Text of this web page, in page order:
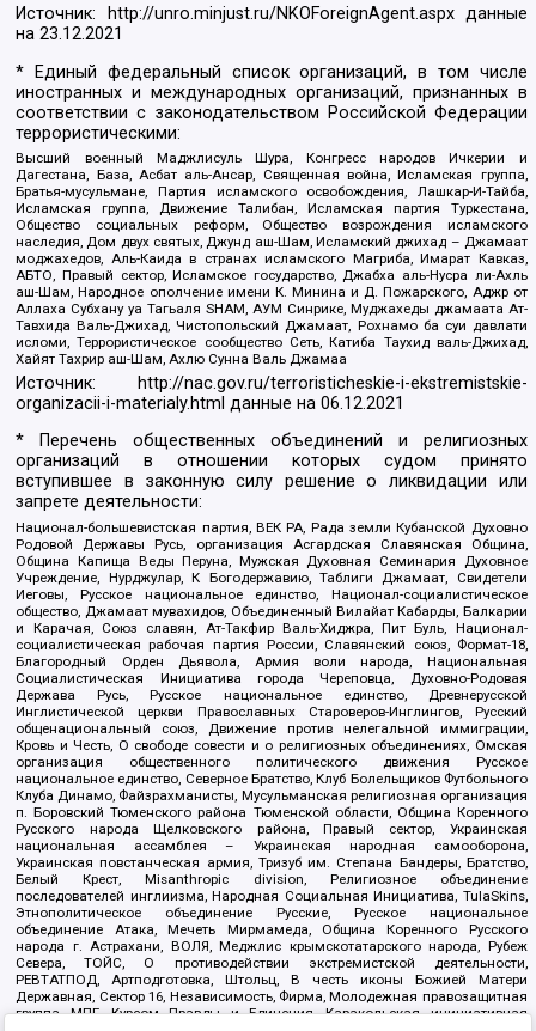
Источник: http://unro.minjust.ru/NKOForeignAgent.aspxданные
на23.12.2021
* Единый федеральный список организаций, в том числе
иностранных и международных организаций, признанных в
соответствии с законодательством Российской Федерации
террористическими:
Высший военный Маджлисуль Шура, Конгресс народов Ичкерии и
Дагестана, База, Асбат аль-Ансар, Священная война, Исламская группа,
Братья-мусульмане, Партия исламского освобождения, Лашкар-И-Тайба,
Исламская группа, Движение Талибан, Исламская партия Туркестана,
Общество социальных реформ, Общество возрождения исламского
наследия, Дом двух святых, Джунд аш-Шам, Исламский джихад – Джамаат
моджахедов, Аль-Каида в странах исламского Магриба, Имарат Кавказ,
АБТО, Правый сектор, Исламское государство, Джабха аль-Нусра ли-Ахль
аш-Шам, Народное ополчение имени К. Минина и Д. Пожарского, Аджр от
Аллаха Субхану уа Тагьаля SHAM, АУМ Синрике, Муджахеды джамаата Ат-
Тавхида Валь-Джихад, Чистопольский Джамаат, Рохнамо ба суи давлати
исломи, Террористическое сообщество Сеть, Катиба Таухид валь-Джихад,
Хайят Тахрир аш-Шам, Ахлю Сунна Валь Джамаа
Источник:
http://nac.gov.ru/terroristicheskie-i-ekstremistskie-
organizacii-i-materialy.html данные на06.12.2021
* Перечень общественных объединений и религиозных
организаций в отношении которых судом принято
вступившее в законную силу решение о ликвидации или
запрете деятельности:
Национал-большевистская партия, ВЕК РА, Рада земли Кубанской Духовно
Родовой Державы Русь, организация Асгардская Славянская Община,
Община Капища Веды Перуна, Мужская Духовная Семинария Духовное
Учреждение, Нурджулар, К Богодержавию, Таблиги Джамаат, Свидетели
Иеговы, Русское национальное единство, Национал-социалистическое
общество, Джамаат мувахидов, Объединенный Вилайат Кабарды, Балкарии
и Карачая, Союз славян, Ат-Такфир Валь-Хиджра, Пит Буль, Национал-
социалистическая рабочая партия России, Славянский союз, Формат-18,
Благородный Орден Дьявола, Армия воли народа, Национальная
Социалистическая Инициатива города Череповца, Духовно-Родовая
Держава Русь, Русское национальное единство, Древнерусской
Инглистической церкви Православных Староверов-Инглингов, Русский
общенациональный союз, Движение против нелегальной иммиграции,
Кровь и Честь, О свободе совести и о религиозных объединениях, Омская
организация общественного политического движения Русское
национальное единство, Северное Братство, Клуб Болельщиков Футбольного
Клуба Динамо, Файзрахманисты, Мусульманская религиозная организация
п. Боровский Тюменского района Тюменской области, Община Коренного
Русского народа Щелковского района, Правый сектор, Украинская
национальная ассамблея – Украинская народная самооборона,
Украинская повстанческая армия, Тризуб им. Степана Бандеры, Братство,
Белый Крест, Misanthropic division, Религиозное объединение
последователей инглиизма, Народная Социальная Инициатива, TulaSkins,
Этнополитическое объединение Русские, Русское национальное
объединение Атака, Мечеть Мирмамеда, Община Коренного Русского
народа г. Астрахани, ВОЛЯ, Меджлис крымскотатарского народа, Рубеж
Севера, ТОЙС, О противодействии экстремистской деятельности,
РЕВТАТПОД, Артподготовка, Штольц, В честь иконы Божией Матери
Державная, Сектор 16, Независимость, Фирма, Молодежная правозащитная
группа МПГ, Курсом Правды и Единения, Каракольская инициативная